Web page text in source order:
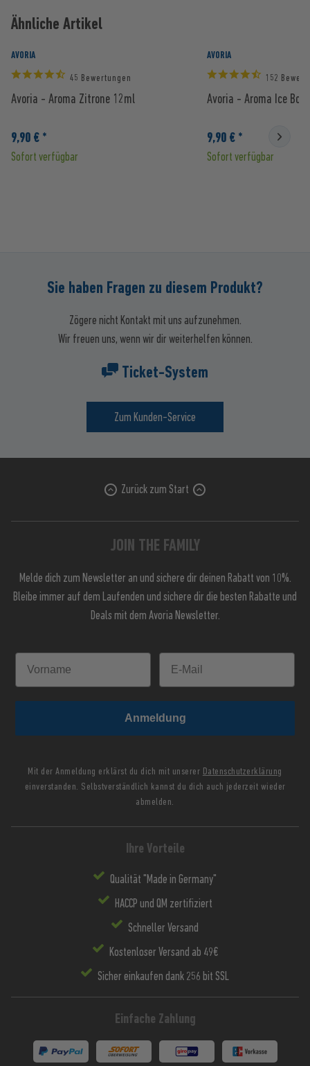
Ähnliche Artikel
AVORIA
45 Bewertungen
Avoria - Aroma Zitrone 12ml
9,90 € *
Sofort verfügbar
AVORIA
152
Avoria - Aroma Ice
9,90 € *
Sofort verfügbar
Sie haben Fragen zu diesem Produkt?
Zögere nicht Kontakt mit uns aufzunehmen.
Wir freuen uns, wenn wir dir weiterhelfen können.
Ticket-System
Zum Kunden-Service
Zurück zum Start
JOIN THE FAMILY
Melde dich zum Newsletter an und sichere dir deinen Rabatt von 10%.
Bleibe immer auf dem Laufenden und sichere dir die besten Rabatte und
Deals mit dem Avoria Newsletter.
Anmeldung
Mit der Anmeldung erklärst du dich mit unserer Datenschutzerklärung
einverstanden. Selbstverständlich kannst du dich auch jederzeit wieder
abmelden.
Ihre Vorteile
Qualität "Made in Germany"
HACCP und QM zertifiziert
Schneller Versand
Kostenloser Versand ab 49€
Sicher einkaufen dank 256 bit SSL
Einfache Zahlung